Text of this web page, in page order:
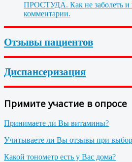
ПРОСТУДА. Как не заболеть и
комментарии.
Отзывы пациентов
Диспансеризация
Примите участие в опросе
Принимаете ли Вы витамины?
Учитываете ли Вы отзывы при
Какой тонометр есть у Вас дома?